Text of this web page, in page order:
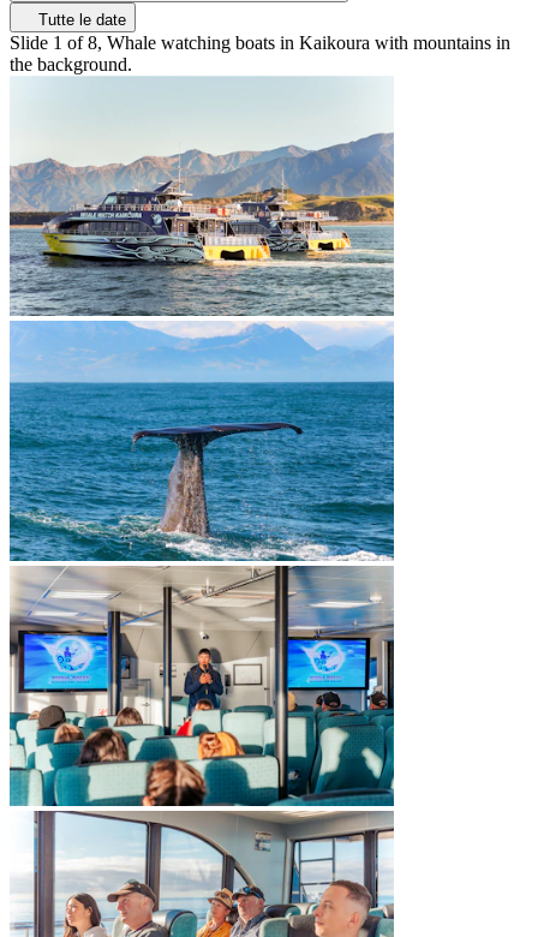
Tutte le date
Slide 1 of 8, Whale watching boats in Kaikoura with mountains in
the background.